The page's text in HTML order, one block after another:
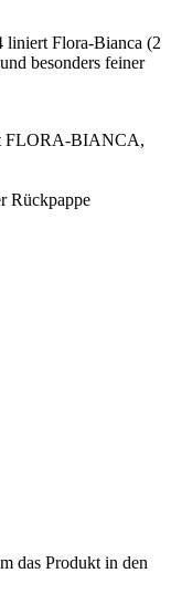
Flora-Bianca (2
besonders feiner
FLORA-BIANCA,
Rückpappe
das Produkt in den